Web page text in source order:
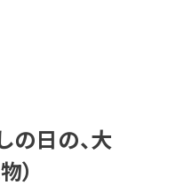
日の、大
）